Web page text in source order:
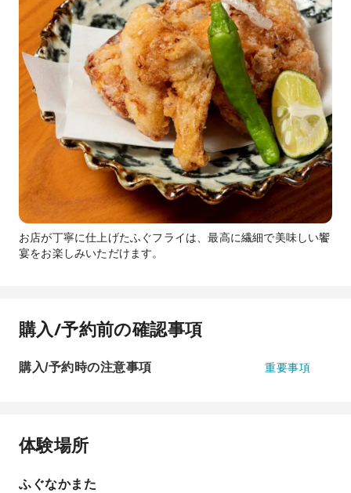
お店が丁寧に仕上げたふぐフライは、最高に繊細で美味しい饗
宴をお楽しみいただけます。
購入/予約前の確認事項
購入/予約時の注意事項 重要事項
体験場所
ふぐなかまた